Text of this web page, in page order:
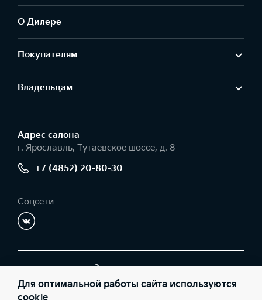
О Дилере
Покупателям
Владельцам
Адрес салонa
г. Ярославль, Тутаевское шоссе, д. 8
+7 (4852) 20-80-30
Соцсети
Заказать звонок
Для оптимальной работы сайта используются
cookie